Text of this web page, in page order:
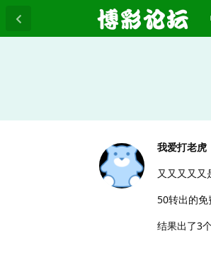
我爱打老虎
又又又又又
50转出的免
结果出了3